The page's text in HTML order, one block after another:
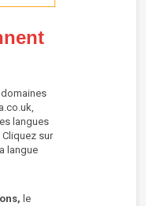
langues
sur
langue
le